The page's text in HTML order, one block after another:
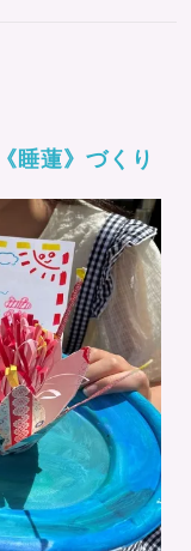
睡蓮》づくり